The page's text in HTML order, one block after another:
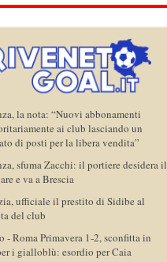
la nota: “Nuovi abbonamenti
ai club lasciando un
di posti per la libera vendita”
sfuma Zacchi: il portiere desidera il
e va a Brescia
ufficiale il prestito di Sidibe al
del club
- Roma Primavera 1-2, sconfitta in
i gialloblù: esordio per Caia